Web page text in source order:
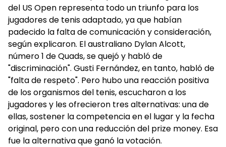
del US Open representa todo un triunfo para los
jugadores de tenis adaptado, ya que habían
padecido la falta de comunicación y consideración,
según explicaron. El australiano Dylan Alcott,
número 1 de Quads, se quejó y habló de
"discriminación". Gusti Fernández, en tanto, habló de
"falta de respeto". Pero hubo una reacción positiva
de los organismos del tenis, escucharon a los
jugadores y les ofrecieron tres alternativas: una de
ellas, sostener la competencia en el lugar y la fecha
original, pero con una reducción del prize money. Esa
fue la alternativa que ganó la votación.